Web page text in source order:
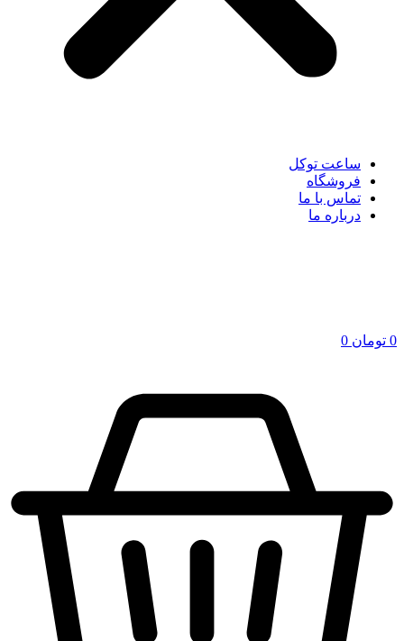
ساعت توکل
فروشگاه
تماس با ما
درباره ما
0 تومان 0